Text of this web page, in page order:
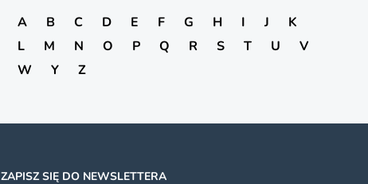
A B C D E F G H I J
K
L
M N O P Q R S T U
V
W
Y Z
ZAPISZ SIĘ DO NEWSLETTERA